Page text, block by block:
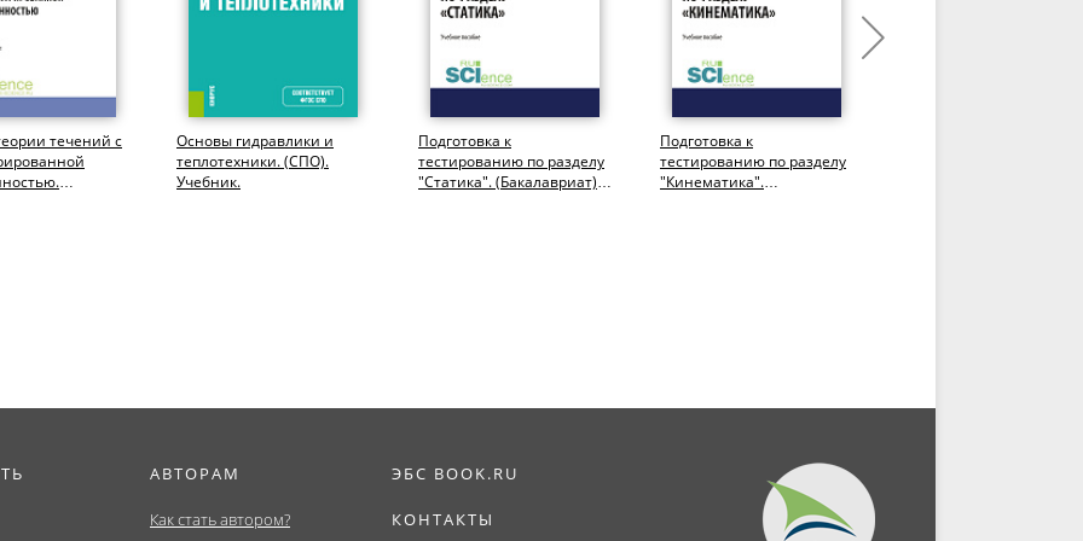
течений с
Основы гидравлики и
теплотехники. (СПО).
Учебник.
Подготовка к
тестированию по разделу
"Статика". (Бакалавриат).
Подготовка к
тестированию по разделу
"Кинематика".
АВТОРАМ
Как стать автором?
ЭБС BOOK.RU
КОНТАКТЫ